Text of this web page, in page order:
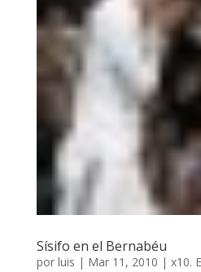
Sísifo en el Bernabéu
por luis | Mar 11, 2010 | x10.